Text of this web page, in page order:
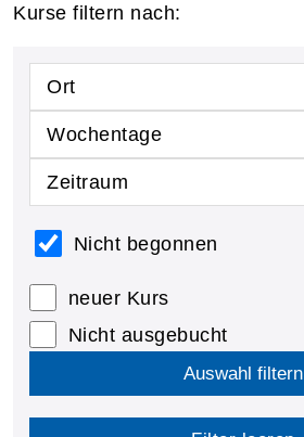
Kurse filtern nach:
Ort
Wochentage
Zeitraum
Nicht begonnen
neuer Kurs
Nicht ausgebucht
Auswahl filtern